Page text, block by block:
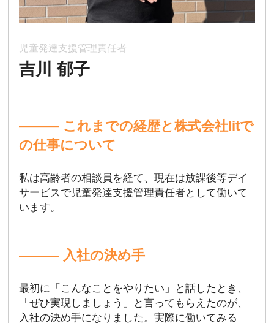
児童発達支援管理責任者
吉川 郁子
――― これまでの経歴と株式会社litで
の仕事について
私は高齢者の相談員を経て、現在は放課後等デイ
サービスで児童発達支援管理責任者として働いて
います。
――― 入社の決め手
最初に「こんなことをやりたい」と話したとき、
「ぜひ実現しましょう」と言ってもらえたのが、
入社の決め手になりました。実際に働いてみる